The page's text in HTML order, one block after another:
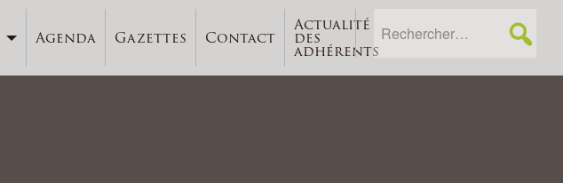
Agenda Gazettes Contact
Actualité
des
adhérents